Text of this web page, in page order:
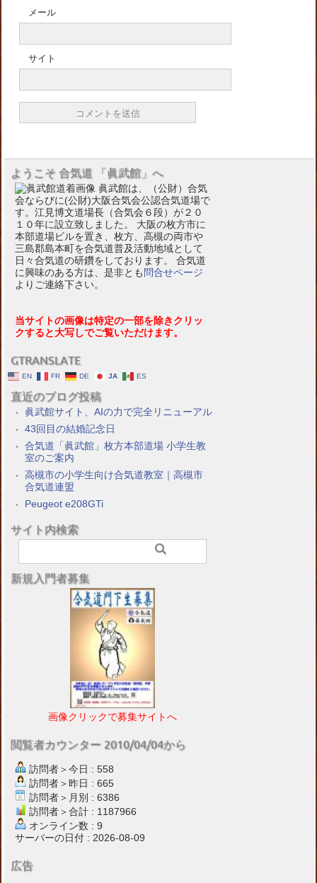
メール
サイト
ようこそ 合気道 「眞武館」へ
眞武館は、（公財）合気
会ならびに(公財)大阪合気会公認合気道場で
す。江見博文道場長（合気会６段）が２０
１０年に設立致しました。 大阪の枚方市に
本部道場ビルを置き、枚方、高槻の両市や
三島郡島本町を合気道普及活動地域として
日々合気道の研鑽をしております。 合気道
に興味のある方は、是非とも 問合せページ
よりご連絡下さい。
当サイトの画像は特定の一部を除きクリッ
クすると大写しでご覧いただけます。
GTRANSLATE
EN FR DE JA ES
直近のブログ投稿
眞武館サイト、AIの力で完全リニューアル
43回目の結婚記念日
合気道「眞武館」枚方本部道場 小学生教
室のご案内
高槻市の小学生向け合気道教室｜高槻市
合気道連盟
Peugeot e208GTi
サイト内検索
新規入門者募集
画像クリックで募集サイトへ
閲覧者カウンター 2010/04/04から
訪問者＞今日 : 558
訪問者＞昨日 : 665
訪問者＞月別 : 6386
訪問者＞合計 : 1187966
オンライン数 : 9
サーバーの日付 : 2026-08-09
広告